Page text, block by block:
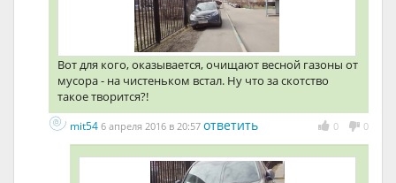
Вот для кого, оказывается, очищают весной газоны от
мусора - на чистеньком встал. Ну что за скотство
такое творится?!
0 0
mit54 6 апреля 2016 в 20:57 ответить